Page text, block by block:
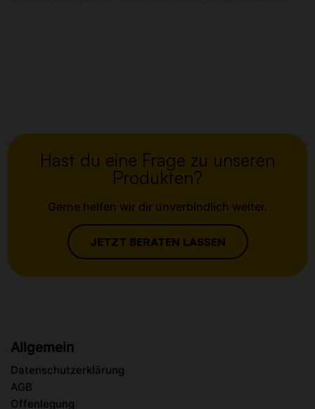
Hast du eine Frage zu unseren
Produkten?
Gerne helfen wir dir unverbindlich weiter.
JETZT BERATEN LASSEN
Allgemein
Datenschutzerklärung
AGB
Offenlegung